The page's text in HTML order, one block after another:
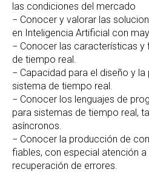
las condiciones del mercado
− Conocer y valorar las
en Inteligencia Artificial con
− Conocer las características y
de tiempo real.
− Capacidad para el diseño y
sistema de tiempo real.
− Conocer los lenguajes de
para sistemas de tiempo real,
asíncronos.
− Conocer la producción de
fiables, con especial atención
recuperación de errores.